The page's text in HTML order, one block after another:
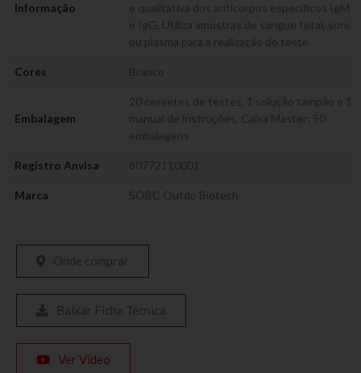
Informação
e qualitativa dos anticorpos específicos IgM
e IgG Utiliza amostras de sangue total, soro
ou plasma para a realização do teste
Cores Branco
Embalagem
20 cassetes de testes, 1 solução tampão e 1
manual de instruções Caixa Master: 50
embalagens
Registro Anvisa 80772110001
Marca SOBC Outdo Biotech
Onde comprar
Baixar Ficha Técnica
Ver Vídeo